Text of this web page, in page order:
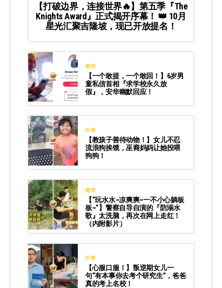
【打破边界，连接世界🔥】第五季『The
Knights Award』正式揭开序幕！ 👑 10月
星光汇聚吉隆坡，现已开放提名！
趣闻
【一个敢提，一个敢回！】6岁男
童私信首相『求学校永久放
假』，安华幽默回应！
时事
【教孩子善待动物！】女儿不忍
流浪狗挨饿，巫裔妈妈让她投喂
狗狗！
趣闻
【“玩水水~凉爽爽~一不小心躺板
板~”】警察自导自演的『防溺水
歌』太洗脑，再次在网上走红！
（内附影片）
时事
【心服口服！】叛逆期女儿一
句“有本事你去考个研究生”，爸爸
真的考上名校！